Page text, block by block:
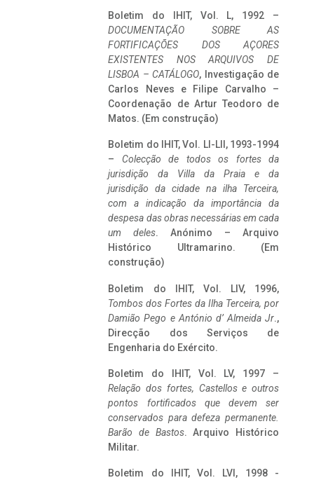
Boletim do IHIT, Vol. L, 1992 –
DOCUMENTAÇÃO SOBRE AS
FORTIFICAÇÕES DOS AÇORES
EXISTENTES NOS ARQUIVOS DE
LISBOA – CATÁLOGO, Investigação de
Carlos Neves e Filipe Carvalho –
Coordenação de Artur Teodoro de
Matos. (Em construção)
Boletim do IHIT, Vol. LI-LII, 1993-1994
– Colecção de todos os fortes da
jurisdição da Villa da Praia e da
jurisdição da cidade na ilha Terceira,
com a indicação da importância da
despesa das obras necessárias em cada
um deles. Anónimo – Arquivo
Histórico Ultramarino. (Em
construção)
Boletim do IHIT, Vol. LIV, 1996,
Tombos dos Fortes da Ilha Terceira, por
Damião Pego e António d’ Almeida Jr.,
Direcção dos Serviços de
Engenharia do Exército.
Boletim do IHIT, Vol. LV, 1997 –
Relação dos fortes, Castellos e outros
pontos fortificados que devem ser
conservados para defeza permanente.
Barão de Bastos. Arquivo Histórico
Militar.
Boletim do IHIT, Vol. LVI, 1998 -